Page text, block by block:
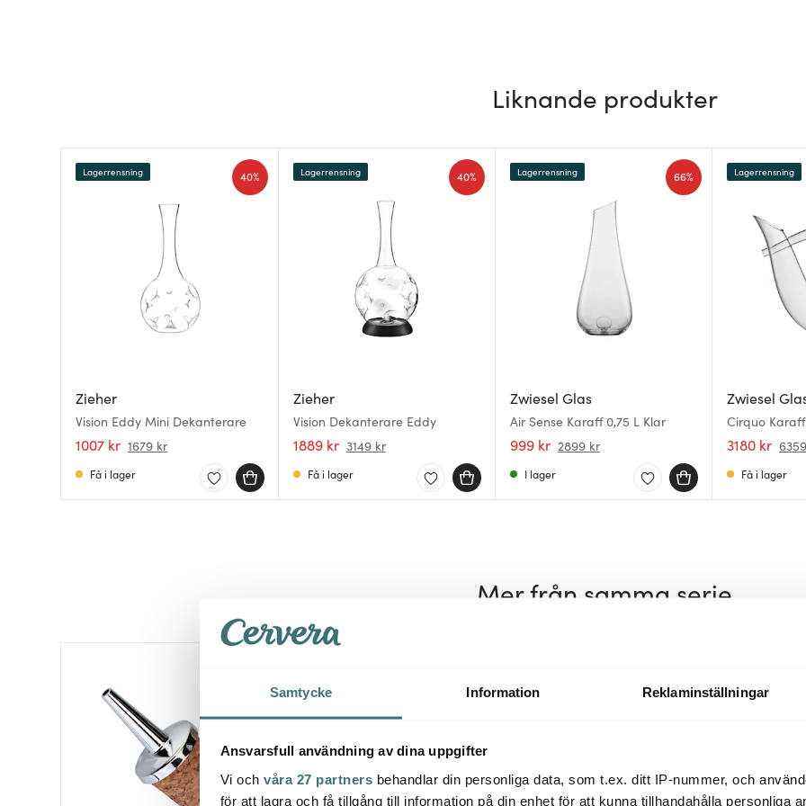
Samtycke Information Reklaminställningar
Ansvarsfull användning av dina uppgifter
Vi och våra 27 partners behandlar din personliga data, som t.ex. ditt IP-nummer, och
för att lagra och få tillgång till information på din enhet för att kunna tillhandahålla personliga
Liknande produkter
Zieher
Vision Eddy Mini Dekanterare
1007 kr 1679 kr
40%
Lagerrensning
Få i lager
Zieher
Vision Dekanterare Eddy
1889 kr 3149 kr
40%
Lagerrensning
Få i lager
Zwiesel Glas
Air Sense Karaff 0,75 L Klar
999 kr 2899 kr
66%
Lagerrensning
I lager
Zwiesel
Cirquo
3180 kr
Lagerrensning
Få i lager
Mer från samma serie